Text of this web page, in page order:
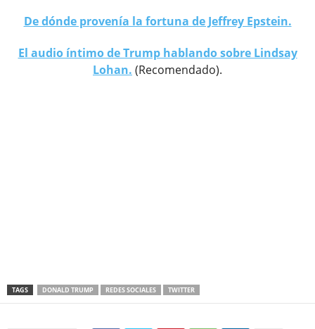
De dónde provenía la fortuna de Jeffrey Epstein.
El audio íntimo de Trump hablando sobre Lindsay
Lohan. (Recomendado).
TAGS DONALD TRUMP REDES SOCIALES TWITTER